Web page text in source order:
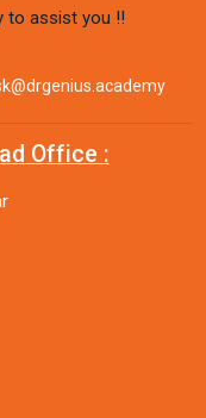
to assist you !!
Office :